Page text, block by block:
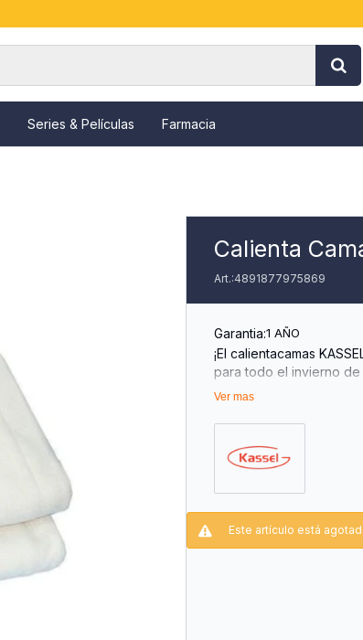
Series & Películas Farmacia
Calienta
4891877975869
Garantia:1 AÑO
¡El calientacamas
para todo el invierno de
regular la temperatura
Caracteristicas:
- MEDIDA: 150 x 170cm
- Material Polyester
Ver mas
Este artículo está